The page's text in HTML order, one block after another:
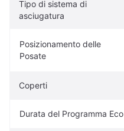
Tipo di sistema di
asciugatura
Posizionamento delle
Posate
Coperti
Durata del Programma Eco